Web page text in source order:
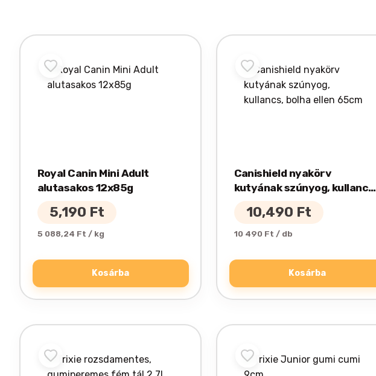
Royal Canin Mini Adult
alutasakos 12x85g
5,190 Ft
5 088,24 Ft / kg
Kosárba
Canishield nyakörv
kutyának szúnyog, kullancs,
bolha ellen 65cm
10,490 Ft
10 490 Ft / db
Kosárba